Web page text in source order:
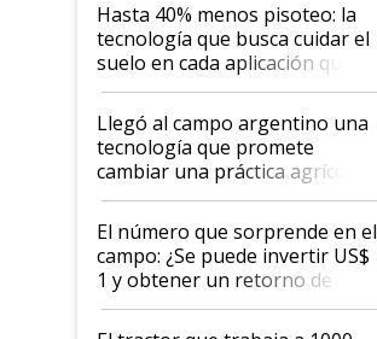
Hasta 40% menos pisoteo: la
tecnología que busca cuidar el
suelo en cada aplicación que
llevó Jacto al Congreso
Aapresid 2026
Llegó al campo argentino una
tecnología que promete
cambiar una práctica agrícola
clave: ¿Y si analizar el suelo
fuera tan simple como apretar
un botón?
El número que sorprende en el
campo: ¿Se puede invertir US$
1 y obtener un retorno de
hasta US$ 10 en agricultura?